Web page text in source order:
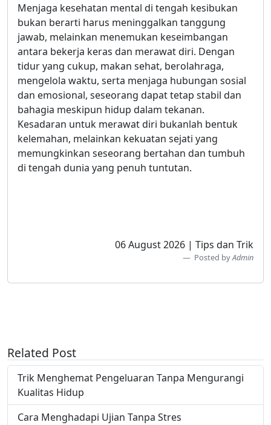
Menjaga kesehatan mental di tengah kesibukan
bukan berarti harus meninggalkan tanggung
jawab, melainkan menemukan keseimbangan
antara bekerja keras dan merawat diri. Dengan
tidur yang cukup, makan sehat, berolahraga,
mengelola waktu, serta menjaga hubungan sosial
dan emosional, seseorang dapat tetap stabil dan
bahagia meskipun hidup dalam tekanan.
Kesadaran untuk merawat diri bukanlah bentuk
kelemahan, melainkan kekuatan sejati yang
memungkinkan seseorang bertahan dan tumbuh
di tengah dunia yang penuh tuntutan.
06 August 2026 | Tips dan Trik
Posted byAdmin
Related Post
Trik Menghemat Pengeluaran Tanpa Mengurangi
Kualitas Hidup
Cara Menghadapi Ujian Tanpa Stres